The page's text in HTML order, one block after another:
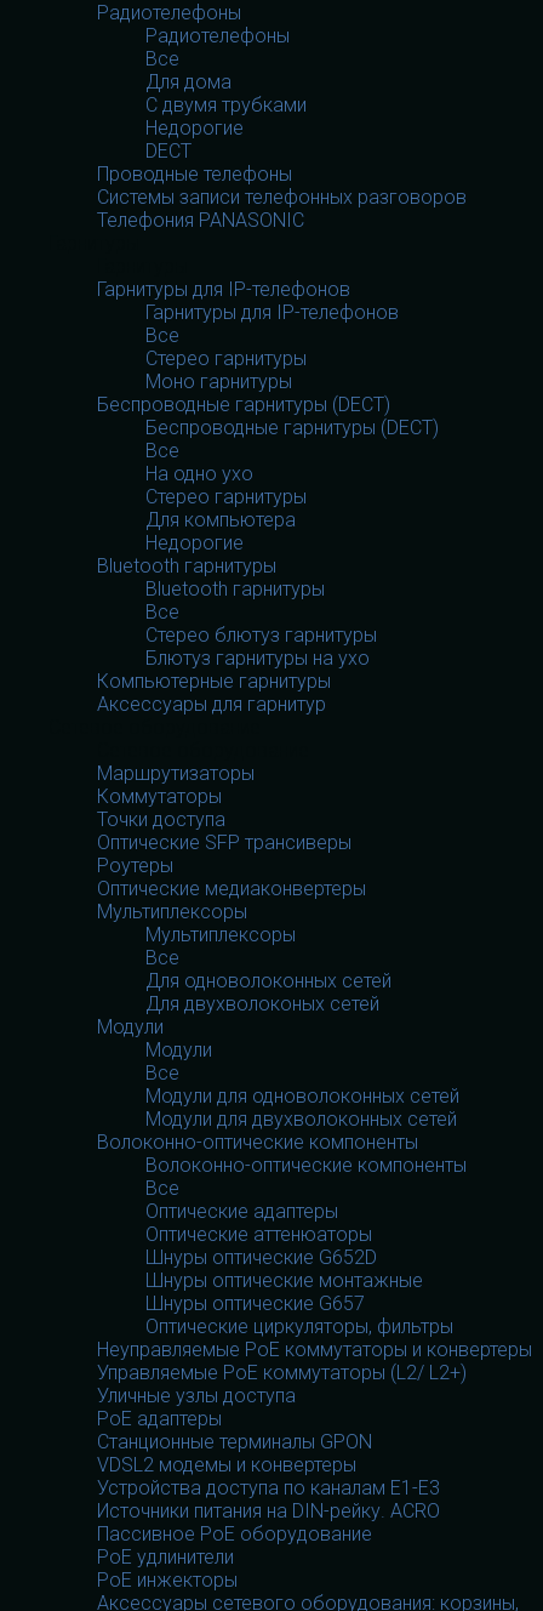
Радиотелефоны
Радиотелефоны
Все
Для дома
С двумя трубками
Недорогие
DECT
Проводные телефоны
Системы записи телефонных разговоров
Телефония PANASONIC
Гарнитуры для IP-телефонов
Гарнитуры для IP-телефонов
Все
Стерео гарнитуры
Моно гарнитуры
Беспроводные гарнитуры (DECT)
Беспроводные гарнитуры (DECT)
Все
На одно ухо
Стерео гарнитуры
Для компьютера
Недорогие
Bluetooth гарнитуры
Bluetooth гарнитуры
Все
Стерео блютуз гарнитуры
Блютуз гарнитуры на ухо
Компьютерные гарнитуры
Аксессуары для гарнитур
Маршрутизаторы
Коммутаторы
Точки доступа
Оптические SFP трансиверы
Роутеры
Оптические медиаконвертеры
Мультиплексоры
Мультиплексоры
Все
Для одноволоконных сетей
Для двухволоконых сетей
Модули
Модули
Все
Модули для одноволоконных сетей
Модули для двухволоконных сетей
Волоконно-оптические компоненты
Волоконно-оптические компоненты
Все
Оптические адаптеры
Оптические аттенюаторы
Шнуры оптические G652D
Шнуры оптические монтажные
Шнуры оптические G657
Оптические циркуляторы, фильтры
Неуправляемые PoE коммутаторы и конвертеры
Управляемые PoE коммутаторы (L2/ L2+)
Уличные узлы доступа
PoE адаптеры
Станционные терминалы GPON
VDSL2 модемы и конвертеры
Устройства доступа по каналам E1-E3
Источники питания на DIN-рейку. ACRO
Пассивное PoE оборудование
PoE удлинители
PoE инжекторы
Аксессуары сетевого оборудования: корзины,